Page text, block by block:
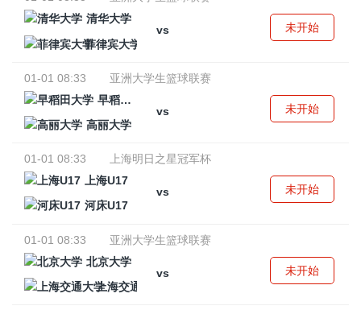
清华大学
vs
菲律宾大学
未开始
01-01 08:33
亚洲大学生篮球联赛
早稻田大学
vs
高丽大学
未开始
01-01 08:33
上海明日之星冠军杯
上海U17
vs
河床U17
未开始
01-01 08:33
亚洲大学生篮球联赛
北京大学
vs
上海交通大学
未开始